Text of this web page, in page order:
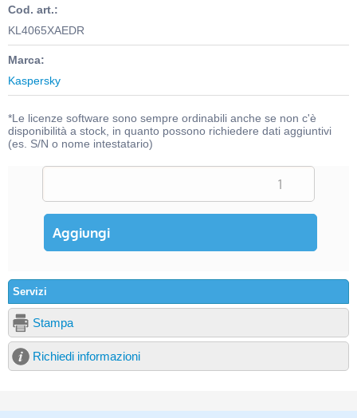
Cod. art.:
KL4065XAEDR
Marca:
Kaspersky
*Le licenze software sono sempre ordinabili anche se non c'è
disponibilità a stock, in quanto possono richiedere dati aggiuntivi
(es. S/N o nome intestatario)
Servizi
Stampa
Richiedi informazioni